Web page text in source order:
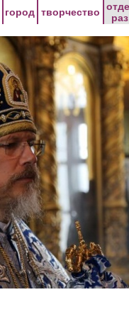
город творчество